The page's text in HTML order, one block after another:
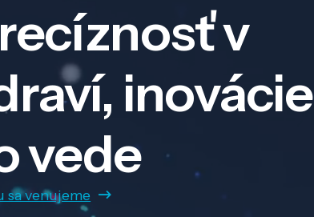
v
inovácie
vede
sa venujeme